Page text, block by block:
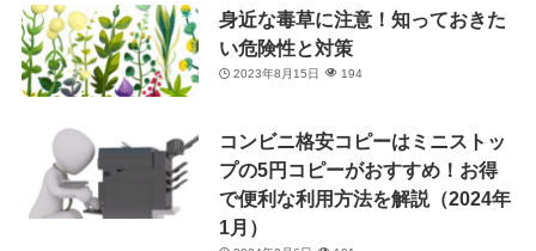
身近な毒草に注意！知っておきた
い危険性と対策
2023年8月15日 194
コンビニ格安コピーはミニストッ
プの5円コピーがおすすめ！お得
で便利な利用方法を解説（2024年
1月）